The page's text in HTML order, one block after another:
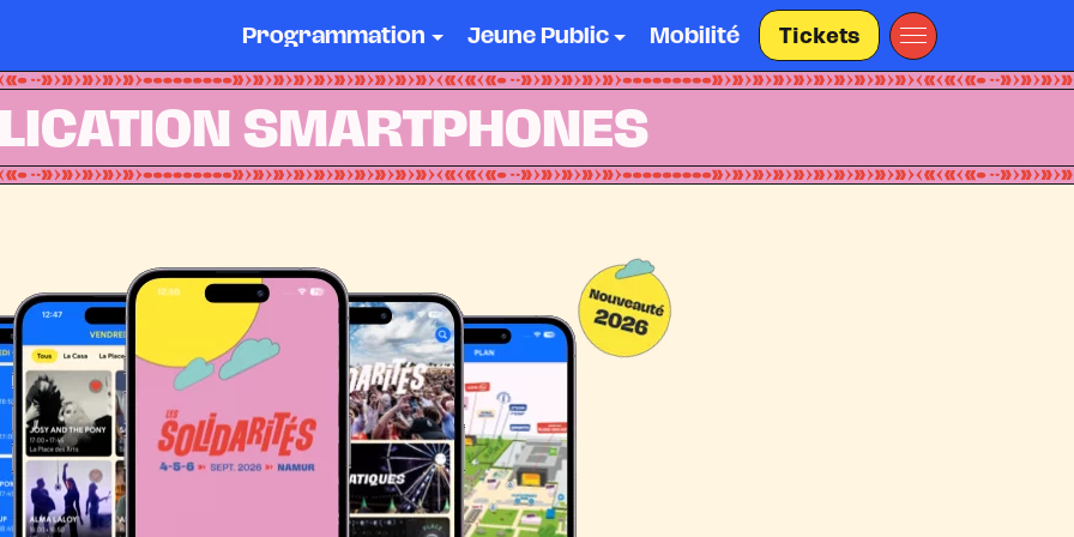
Programmation Jeune Public Mobilité Tickets
SMARTPHONES